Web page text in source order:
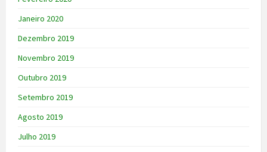
Janeiro 2020
Dezembro 2019
Novembro 2019
Outubro 2019
Setembro 2019
Agosto 2019
Julho 2019